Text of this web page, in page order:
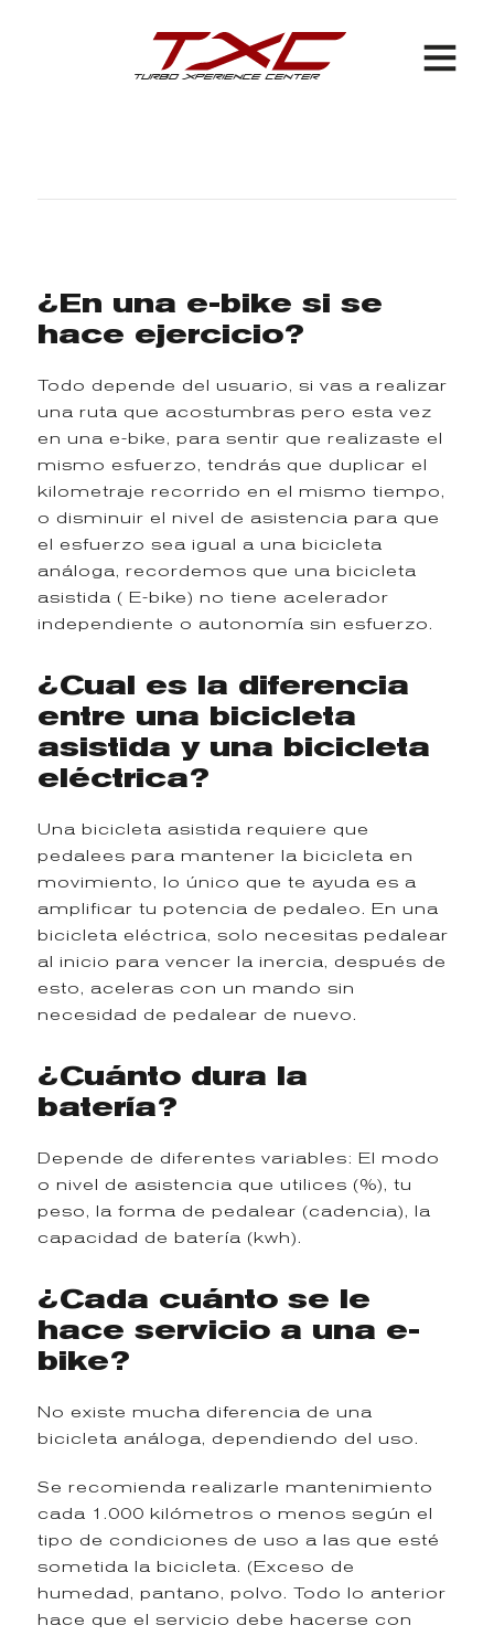
¿En una e-bike si se
hace ejercicio?
Todo depende del usuario, si vas a realizar
una ruta que acostumbras pero esta vez
en una e-bike, para sentir que realizaste el
mismo esfuerzo, tendrás que duplicar el
kilometraje recorrido en el mismo tiempo,
o disminuir el nivel de asistencia para que
el esfuerzo sea igual a una bicicleta
análoga, recordemos que una bicicleta
asistida ( E-bike) no tiene acelerador
independiente o autonomía sin esfuerzo.
¿Cual es la diferencia
entre una bicicleta
asistida y una bicicleta
eléctrica?
Una bicicleta asistida requiere que
pedalees para mantener la bicicleta en
movimiento, lo único que te ayuda es a
amplificar tu potencia de pedaleo. En una
bicicleta eléctrica, solo necesitas pedalear
al inicio para vencer la inercia, después de
esto, aceleras con un mando sin
necesidad de pedalear de nuevo.
¿Cuánto dura la
batería?
Depende de diferentes variables: El modo
o nivel de asistencia que utilices (%), tu
peso, la forma de pedalear (cadencia), la
capacidad de batería (kwh).
¿Cada cuánto se le
hace servicio a una e-
bike?
No existe mucha diferencia de una
bicicleta análoga, dependiendo del uso.
Se recomienda realizarle mantenimiento
cada 1.000 kilómetros o menos según el
tipo de condiciones de uso a las que esté
sometida la bicicleta. (Exceso de
humedad, pantano, polvo. Todo lo anterior
hace que el servicio debe hacerse con